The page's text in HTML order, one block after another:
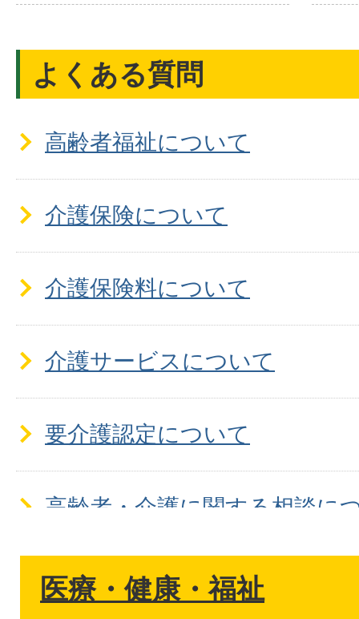
よくある質問
高齢者福祉について
介護保険について
介護保険料について
介護サービスについて
要介護認定について
高齢者・介護に関する相談に
医療・健康・福祉